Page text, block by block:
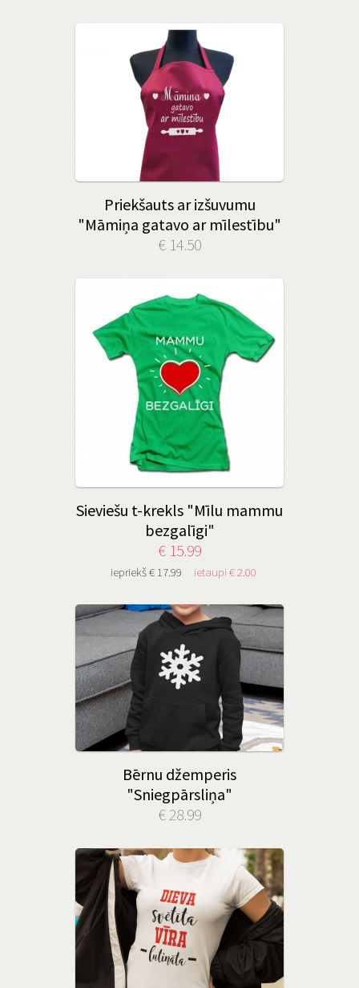
Priekšauts ar izšuvumu
"Māmiņa gatavo ar mīlestību"
€ 14.50
Sieviešu t-krekls "Mīlu mammu
bezgalīgi"
€ 15.99
iepriekš € 17.99 ietaupi € 2.00
Bērnu džemperis
"Sniegpārsliņa"
€ 28.99